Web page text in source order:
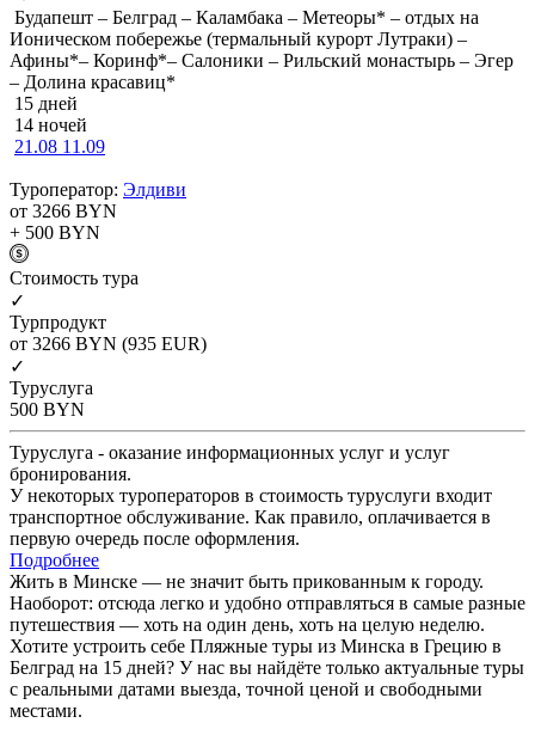
Будапешт – Белград – Каламбака – Метеоры* – отдых на
Ионическом побережье (термальный курорт Лутраки) –
Афины*– Коринф*– Салоники – Рильский монастырь – Эгер
– Долина красавиц*
15 дней
14 ночей
21.08 11.09
Туроператор: Элдиви
от 3266 BYN
+ 500 BYN
Cтоимость тура
✓
Турпродукт
от 3266 BYN (935 EUR)
✓
Туруслуга
500 BYN
Туруслуга - оказание информационных услуг и услуг
бронирования.
У некоторых туроператоров в стоимость туруслуги входит
транспортное обслуживание. Как правило, оплачивается в
первую очередь после оформления.
Подробнее
Жить в Минске — не значит быть прикованным к городу.
Наоборот: отсюда легко и удобно отправляться в самые разные
путешествия — хоть на один день, хоть на целую неделю.
Хотите устроить себе Пляжные туры из Минска в Грецию в
Белград на 15 дней? У нас вы найдёте только актуальные туры
с реальными датами выезда, точной ценой и свободными
местами.